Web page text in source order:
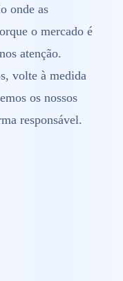
onde as
o mercado é
atenção.
volte à medida
os nossos
responsável.